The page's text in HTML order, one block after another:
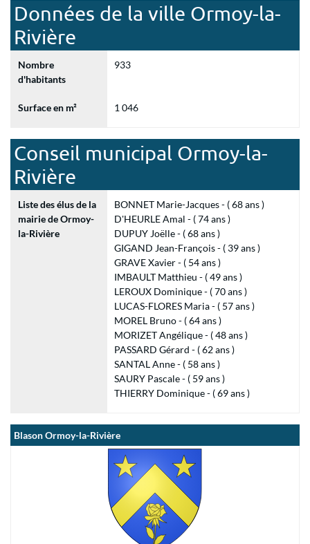
Données de la ville Ormoy-la-
Rivière
Nombre
d'habitants
933
Surface en m² 1 046
Conseil municipal Ormoy-la-
Rivière
Liste des élus de la
mairie de Ormoy-
la-Rivière
BONNET Marie-Jacques - ( 68 ans )
D'HEURLE Amal - ( 74 ans )
DUPUY Joëlle - ( 68 ans )
GIGAND Jean-François - ( 39 ans )
GRAVE Xavier - ( 54 ans )
IMBAULT Matthieu - ( 49 ans )
LEROUX Dominique - ( 70 ans )
LUCAS-FLORES Maria - ( 57 ans )
MOREL Bruno - ( 64 ans )
MORIZET Angélique - ( 48 ans )
PASSARD Gérard - ( 62 ans )
SANTAL Anne - ( 58 ans )
SAURY Pascale - ( 59 ans )
THIERRY Dominique - ( 69 ans )
Blason Ormoy-la-Rivière